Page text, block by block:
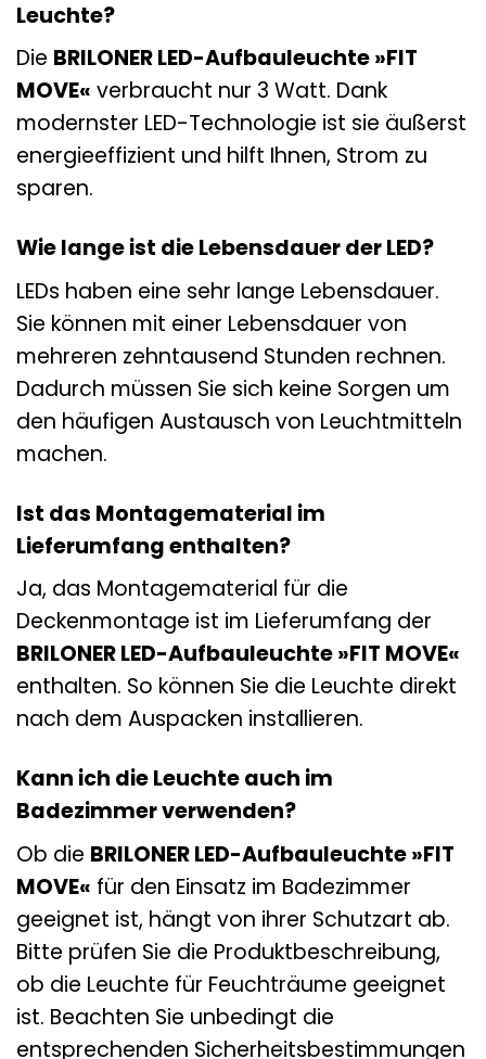
Leuchte?
Die BRILONER LED-Aufbauleuchte »FIT
MOVE« verbraucht nur 3 Watt. Dank
modernster LED-Technologie ist sie äußerst
energieeffizient und hilft Ihnen, Strom zu
sparen.
Wie lange ist die Lebensdauer der LED?
LEDs haben eine sehr lange Lebensdauer.
Sie können mit einer Lebensdauer von
mehreren zehntausend Stunden rechnen.
Dadurch müssen Sie sich keine Sorgen um
den häufigen Austausch von Leuchtmitteln
machen.
Ist das Montagematerial im
Lieferumfang enthalten?
Ja, das Montagematerial für die
Deckenmontage ist im Lieferumfang der
BRILONER LED-Aufbauleuchte »FIT MOVE«
enthalten. So können Sie die Leuchte direkt
nach dem Auspacken installieren.
Kann ich die Leuchte auch im
Badezimmer verwenden?
Ob die BRILONER LED-Aufbauleuchte »FIT
MOVE« für den Einsatz im Badezimmer
geeignet ist, hängt von ihrer Schutzart ab.
Bitte prüfen Sie die Produktbeschreibung,
ob die Leuchte für Feuchträume geeignet
ist. Beachten Sie unbedingt die
entsprechenden Sicherheitsbestimmungen